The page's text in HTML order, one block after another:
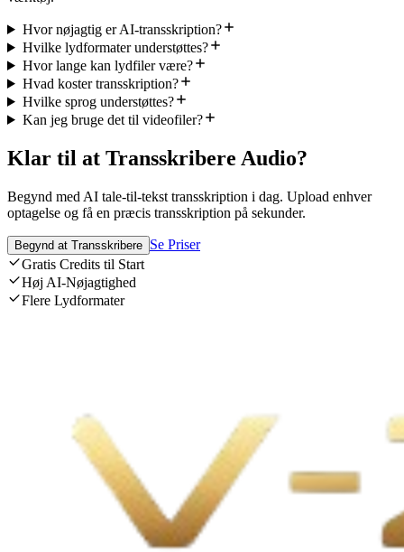
Hvor nøjagtig er AI-transskription?
Hvilke lydformater understøttes?
Hvor lange kan lydfiler være?
Hvad koster transskription?
Hvilke sprog understøttes?
Kan jeg bruge det til videofiler?
Klar til at Transskribere Audio?
Begynd med AI tale-til-tekst transskription i dag. Upload enhver
optagelse og få en præcis transskription på sekunder.
Begynd at Transskribere Se Priser
Gratis Credits til Start
Høj AI-Nøjagtighed
Flere Lydformater